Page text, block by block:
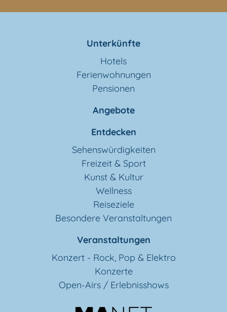
Unterkünfte
Hotels
Ferienwohnungen
Pensionen
Angebote
Entdecken
Sehenswürdigkeiten
Freizeit & Sport
Kunst & Kultur
Wellness
Reiseziele
Besondere Veranstaltungen
Veranstaltungen
Konzert - Rock, Pop & Elektro
Konzerte
Open-Airs / Erlebnisshows